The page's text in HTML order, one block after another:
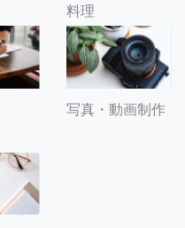
料理
写真・動画制作